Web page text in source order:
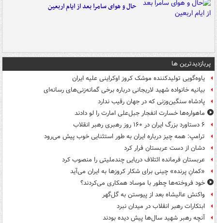
حال و هوای سامرا بعد از ایام اربعین
پربازدیدترین ها
یاوه‌گویی تولیدکننده موشک کروز اوکراینی علیه ایران
بیانیه خانواده شهید لاریجانی درباره برخی گمانه‌زنی‌های رسانه‌ای
پادشاه سنگین‌وزنی که در جهان رقیب ندارد
ماهواره‌ها خسارت انفجار جبل‌علی امارت را لو دادند
۶ دستاورد بزرگ ایران در ۱۶۰ روز رهبری رهبر انقلاب
ترامپ: همه چیز درباره ایران به طور استثنایی خوب پیش می‌رود
دشان از دست عربستان فرار کرد
عربستان فرمانده ائتلاف دریایی چندملیتی را منصوب کرد
«کمانِ پرنده» چینی برای شکار کروزها به ایران می‌آید
خود فروخته‌ها چطور با موساد همکاری می‌کردند؟
واکنش عالیشاه بعد از پیوستن به گل‌گهر
ابتکارات رهبر انقلاب در میدان نبرد
آنچه رهبر شهید سال‌ها پیش دیده بودند